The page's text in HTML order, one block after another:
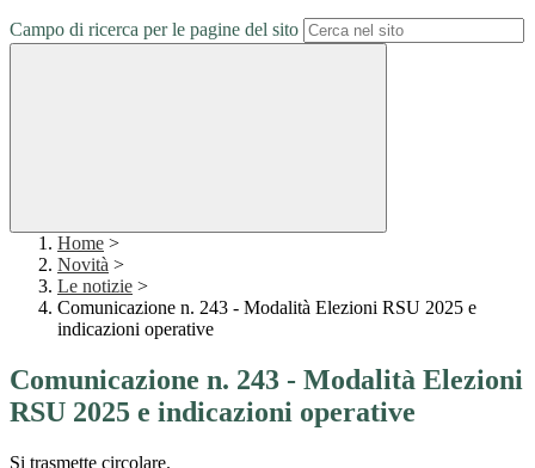
Campo di ricerca per le pagine del sito
Home >
Novità >
Le notizie >
Comunicazione n. 243 - Modalità Elezioni RSU 2025 e
indicazioni operative
Comunicazione n. 243 - Modalità Elezioni
RSU 2025 e indicazioni operative
Si trasmette circolare.